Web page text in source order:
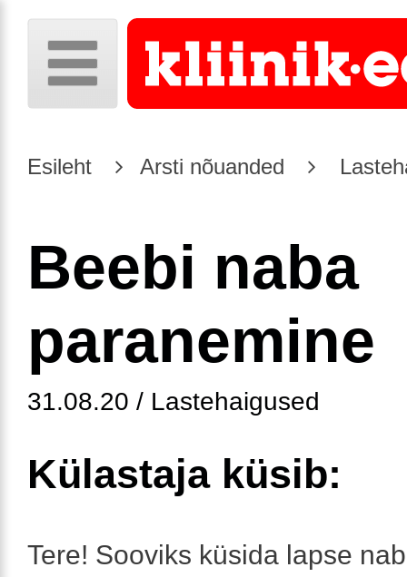
Esileht Arsti nõuanded
Beebi naba
paranemine
31.08.20 / Lastehaigused
Külastaja küsib:
Tere! Sooviks küsida lapse